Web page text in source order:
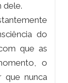
dele.
do
que as
o
que nunca